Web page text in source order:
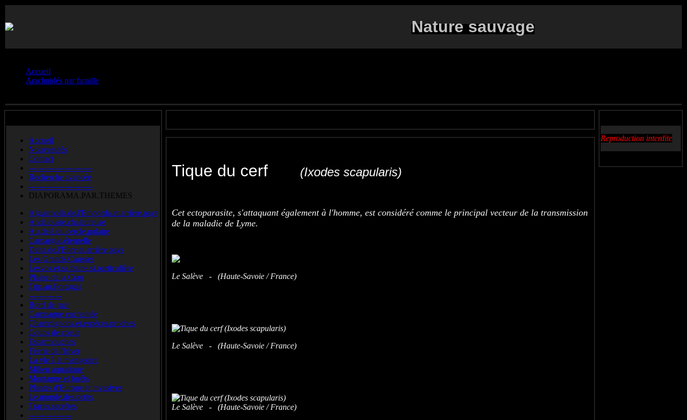
Nature sauvage
Accueil
Arachnidés par famille
Accueil
Nouveautés
Contact
-------------------------
Recherche avancée
-------------------------
DIAPORAMA.PAR.THEMES
Aiguamolls.de.l'Emporda.et.arrière.pays
Andalousie.chaleureuse
Au.delà.du.cercle.polaire
Camargue.éternelle
Delta.de.l'Ebre.et.arrière.pays
Les.Grands.Causses
Lesvos.et.sa.faune.si.particulière
Plaine.de.la.Crau
Trip.au.Portugal
-------------
Bord de mer
Campagne enchantée
Champignons.et.espèces.proches
Coups de coeur
Escarmouches
Féerie de l'hiver
La vie à la mangeoire
Milieu aquatique
Montagne et forêts
Plantes d'Europe et invasives
Le.monde.des.petits
Traces.secrètes
-----------------
Tique du cerf (Ixodes scapularis)
Cet ectoparasite, s'attaquant également à l'homme, est considéré comme le principal vecteur de la transmission
de la maladie de Lyme.
Le Salève - (Haute-Savoie / France)
Le Salève - (Haute-Savoie / France)
Le Salève - (Haute-Savoie / France)
Reproduction interdite